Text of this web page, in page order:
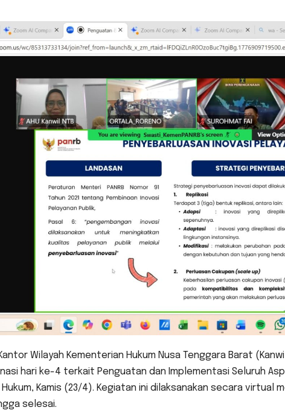
Wilayah Kementerian Hukum Nusa Tenggara Barat
hari ke-4 terkait Penguatan dan Implementasi Seluruh
Kamis (23/4). Kegiatan ini dilaksanakan secara virtual
selesai.